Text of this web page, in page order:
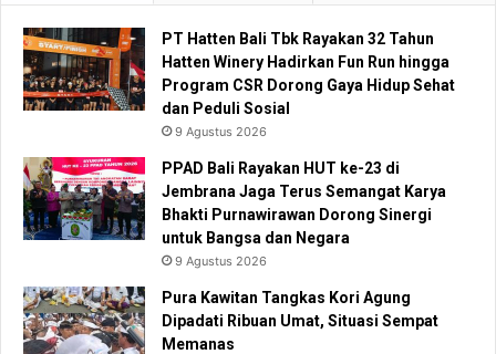
PT Hatten Bali Tbk Rayakan 32 Tahun
Hatten Winery Hadirkan Fun Run hingga
Program CSR Dorong Gaya Hidup Sehat
dan Peduli Sosial
9 Agustus 2026
PPAD Bali Rayakan HUT ke-23 di
Jembrana Jaga Terus Semangat Karya
Bhakti Purnawirawan Dorong Sinergi
untuk Bangsa dan Negara
9 Agustus 2026
Pura Kawitan Tangkas Kori Agung
Dipadati Ribuan Umat, Situasi Sempat
Memanas